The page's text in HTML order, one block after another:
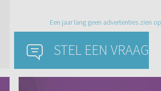
Een jaar lang geen advertenties zien
STEL EEN VRAAG